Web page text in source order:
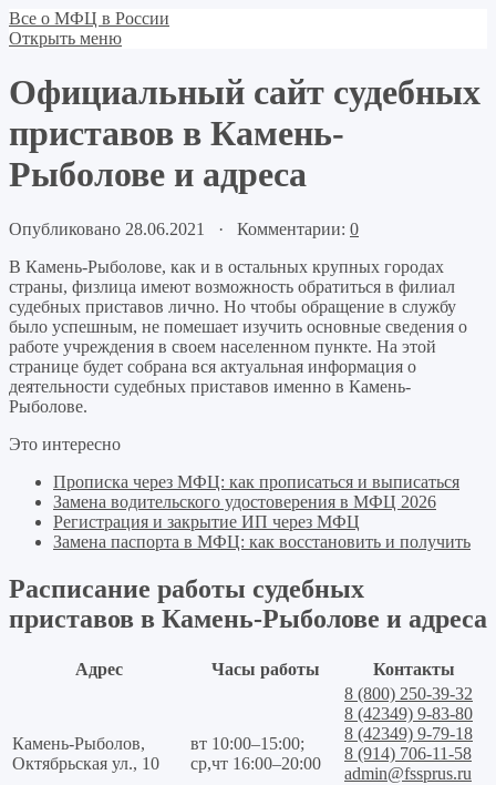
Все о МФЦ в России
Открыть меню
Официальный сайт судебных
приставов в Камень-
Рыболове и адреса
Опубликовано 28.06.2021 · Комментарии: 0
В Камень-Рыболове, как и в остальных крупных городах
страны, физлица имеют возможность обратиться в филиал
судебных приставов лично. Но чтобы обращение в службу
было успешным, не помешает изучить основные сведения о
работе учреждения в своем населенном пункте. На этой
странице будет собрана вся актуальная информация о
деятельности судебных приставов именно в Камень-
Рыболове.
Это интересно
Прописка через МФЦ: как прописаться и выписаться
Замена водительского удостоверения в МФЦ 2026
Регистрация и закрытие ИП через МФЦ
Замена паспорта в МФЦ: как восстановить и получить
Расписание работы судебных
приставов в Камень-Рыболове и адреса
Адрес Часы работы Контакты
Камень-Рыболов,
Октябрьская ул., 10
вт 10:00–15:00;
ср,чт 16:00–20:00
8 (800) 250-39-32
8 (42349) 9-83-80
8 (42349) 9-79-18
8 (914) 706-11-58
admin@fssprus.ru